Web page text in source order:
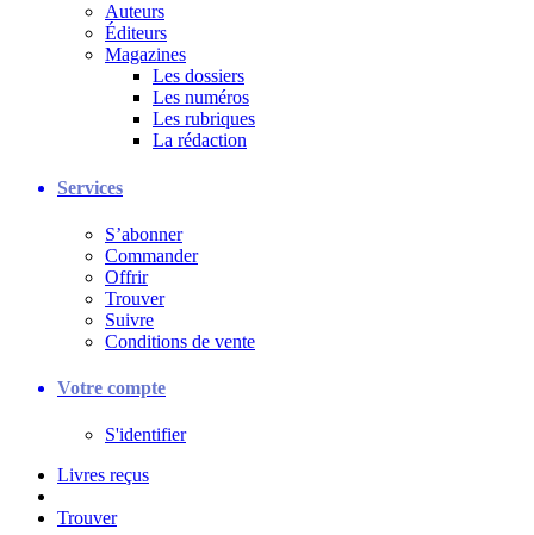
Auteurs
Éditeurs
Magazines
Les dossiers
Les numéros
Les rubriques
La rédaction
Services
S’abonner
Commander
Offrir
Trouver
Suivre
Conditions de vente
Votre compte
S'identifier
Livres reçus
Trouver